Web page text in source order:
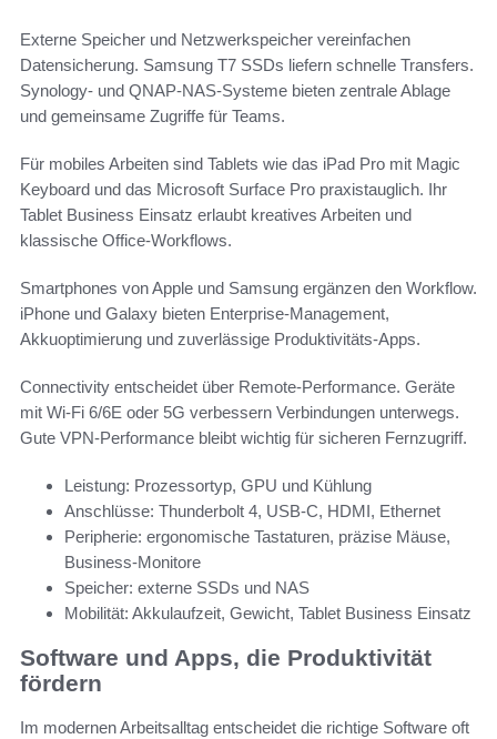
Externe Speicher und Netzwerkspeicher vereinfachen
Datensicherung. Samsung T7 SSDs liefern schnelle Transfers.
Synology- und QNAP-NAS-Systeme bieten zentrale Ablage
und gemeinsame Zugriffe für Teams.
Für mobiles Arbeiten sind Tablets wie das iPad Pro mit Magic
Keyboard und das Microsoft Surface Pro praxistauglich. Ihr
Tablet Business Einsatz erlaubt kreatives Arbeiten und
klassische Office‑Workflows.
Smartphones von Apple und Samsung ergänzen den Workflow.
iPhone und Galaxy bieten Enterprise-Management,
Akkuoptimierung und zuverlässige Produktivitäts-Apps.
Connectivity entscheidet über Remote-Performance. Geräte
mit Wi‑Fi 6/6E oder 5G verbessern Verbindungen unterwegs.
Gute VPN‑Performance bleibt wichtig für sicheren Fernzugriff.
Leistung: Prozessortyp, GPU und Kühlung
Anschlüsse: Thunderbolt 4, USB‑C, HDMI, Ethernet
Peripherie: ergonomische Tastaturen, präzise Mäuse,
Business‑Monitore
Speicher: externe SSDs und NAS
Mobilität: Akkulaufzeit, Gewicht, Tablet Business Einsatz
Software und Apps, die Produktivität
fördern
Im modernen Arbeitsalltag entscheidet die richtige Software oft